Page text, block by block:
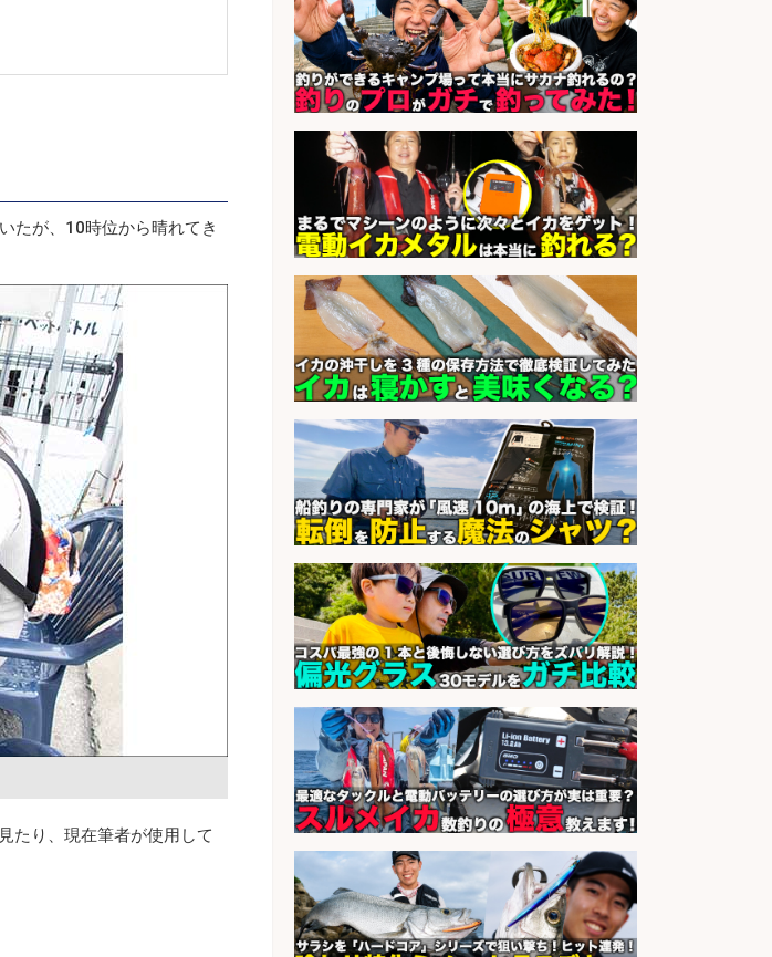
たが、10時位から晴れてき
たり、現在筆者が使用して
週4日から勤務OK/希望休が取得で
きる
会社名 株式会社ホットスタッフ五日市
sponsored by 求人ボックス
営業事務/釣り具メーカーでの営業
アシスタントのお仕事/残業なし/即
日勤務可/営業事務/軽作業
株式会社パソナ
sponsored by 求人ボックス
EC事業責任者候補/飲食業界向け
SaaS企業「魚ぽち」/東証グロース
市場上場
会社名 株式会社フーディソン
sponsored by 求人ボックス
レジカウンター/お釣りの計算不要
の簡単レジ 未経験も安心の研修あり
1日2h
会社名 オーケー株式会社
sponsored by 求人ボックス
レジカウンター/お釣りの計算不要
の簡単レジ 未経験も安心の研修あり
1日2h
会社名 オーケー株式会社
さらに求人情報を見る